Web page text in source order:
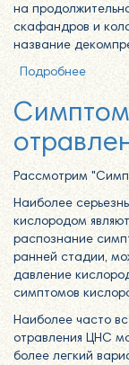
на
скафандров и
название
Подробнее
Рассмотрим
Наиболее
кислородом
распознание
ранней стадии,
давление
симптомов
Наиболее часто
отравления ЦНС
более легкий